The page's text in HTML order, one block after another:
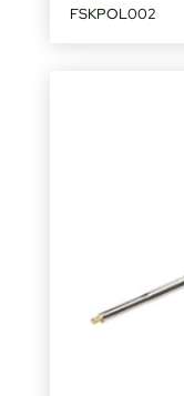
FSKPOL002